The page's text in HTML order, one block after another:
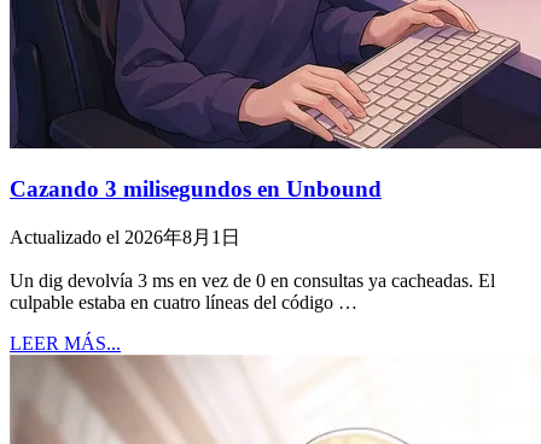
Cazando 3 milisegundos en Unbound
Actualizado el 2026年8月1日
Un dig devolvía 3 ms en vez de 0 en consultas ya cacheadas. El
culpable estaba en cuatro líneas del código …
LEER MÁS...